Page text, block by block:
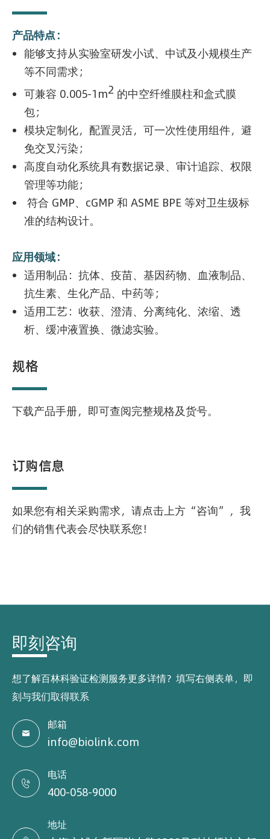
产品特点：
能够支持从实验室研发小试、中试及小规模生产
等不同需求；
可兼容 0.005-1m2 的中空纤维膜柱和盒式膜
包；
模块定制化，配置灵活，可一次性使用组件，避
免交叉污染；
高度自动化系统具有数据记录、审计追踪、权限
管理等功能；
符合 GMP、cGMP 和 ASME BPE 等对卫生级标
准的结构设计。
应用领域：
适用制品：抗体、疫苗、基因药物、血液制品、
抗生素、生化产品、中药等；
适用工艺：收获、澄清、分离纯化、浓缩、透
析、缓冲液置换、微滤实验。
规格
下载产品手册，即可查阅完整规格及货号。
订购信息
如果您有相关采购需求，请点击上方“咨询”，我
们的销售代表会尽快联系您！
即刻咨询
想了解百林科验证检测服务更多详情？填写右侧表单，即
刻与我们取得联系

邮箱
info@biolink.com

电话
400-058-9000
地址